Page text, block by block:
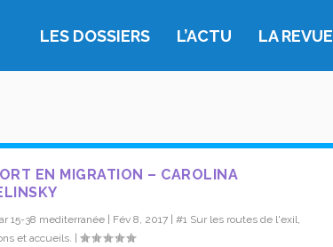
LES DOSSIERS L’ACTU LA REVUE
EN MIGRATION – CAROLINA
15-38 mediterranée| Fév 8, 2017| #1 Sur les routes de l'exil,
et accueils.